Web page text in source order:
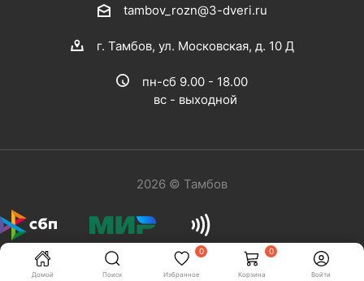
Домой Поиск
0
Избранное
0
Корзина Войти
tambov_rozn@3-dveri.ru
г. Тамбов, ул. Московская, д. 10 Д
пн-сб 9.00 - 18.00
вс - выходной
2026 © Тамбов